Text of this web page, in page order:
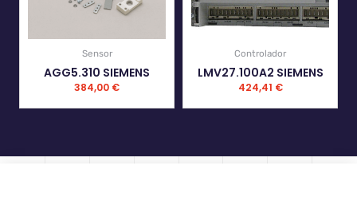
Sensor
AGG5.310 SIEMENS
384,00 €
Controlador
LMV27.100A2 SIEMENS
424,41 €